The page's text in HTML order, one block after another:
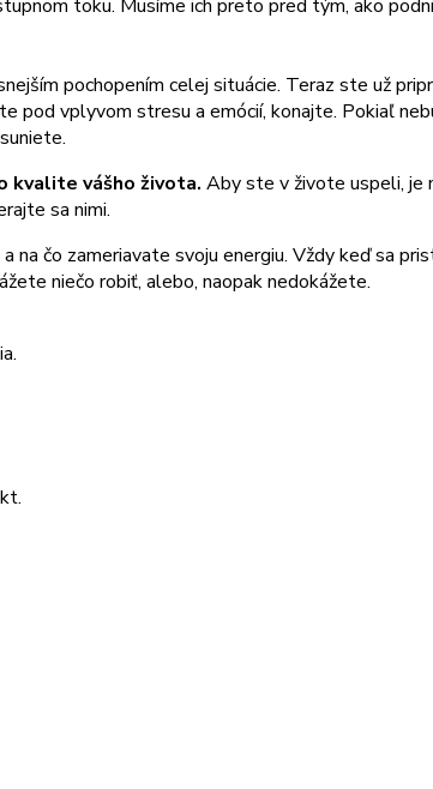
toku. Musíme ich preto pred tým, ako
pochopením celej situácie. Teraz ste už
pod vplyvom stresu a emócií, konajte. Pokiaľ
kvalite vášho života. Aby ste v živote uspeli, je
sa nimi.
na čo zameriavate svoju energiu. Vždy keď sa
niečo robiť, alebo, naopak nedokážete.